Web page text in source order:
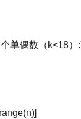
单偶数（k<18）
range(n)]